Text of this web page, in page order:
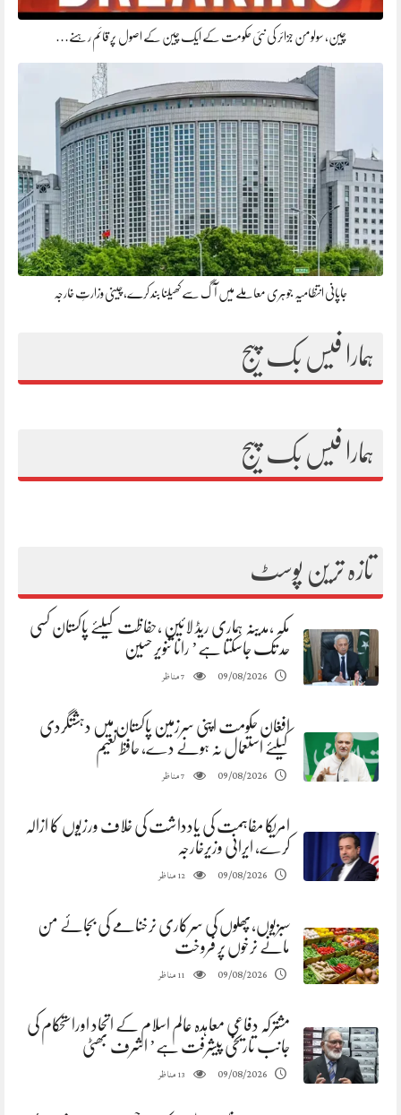
چین، سولومن جزائر کی نئی حکومت کے ایک چین کے اصول پر قائم رہنے…
جاپانی انتظامیہ جوہری معاملے میں آگ سے کھیلنا بند کرے، چینی وزارتِ خارجہ
ہمارا فیس بک پیج
ہمارا فیس بک پیج
تازہ ترین پوسٹ
مکہ ،مدینہ ہماری ریڈ لائین ،حفاظت کیلئے پاکستان کسی
حد تک جاسکتا ہے’ رانا تنویر حسین
09/08/2026
7مناظر
افغان حکومت اپنی سرزمین پاکستان میں دہشتگردی
کیلئے استعمال نہ ہونے دے، حافظ نعیم
09/08/2026
7مناظر
امریکا مفاہمت کی یادداشت کی خلاف ورزیوں کا ازالہ
کرے، ایرانی وزیرخارجہ
09/08/2026
12مناظر
سبزیوں،پھلوں کی سرکاری نرخنامے کی بجائے من
مانے نرخوں پر فروخت
09/08/2026
11مناظر
مشترکہ دفاعی معاہدہ عالم اسلام کے اتحاد اوراستحکام کی
جانب تاریخی پیشرفت ہے’ اشرف بھٹی
09/08/2026
13مناظر